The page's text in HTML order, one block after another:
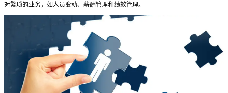
对繁琐的业务，如人员变动、薪酬管理和绩效管理。